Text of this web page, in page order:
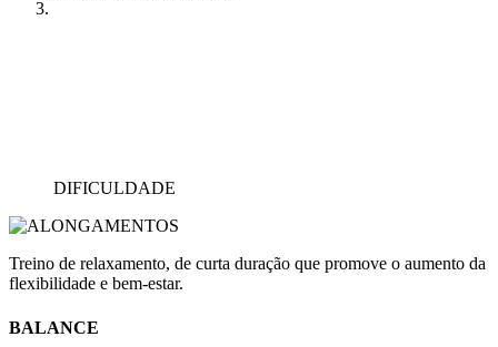
DIFICULDADE
Treino de relaxamento, de curta duração que promove o aumento da
flexibilidade e bem-estar.
BALANCE